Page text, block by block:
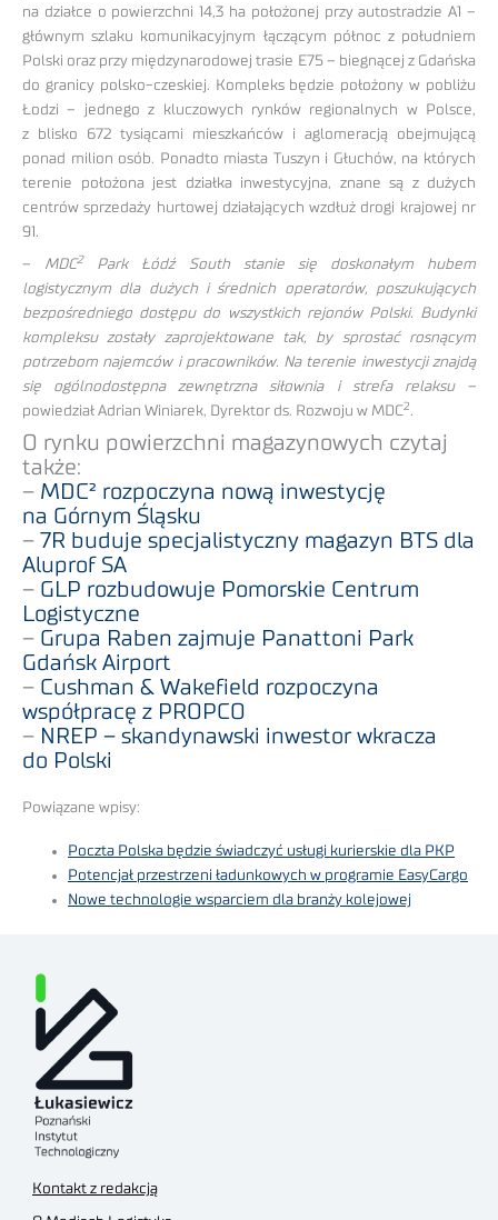
na działce o powierzchni 14,3 ha położonej przy autostradzie A1 –
głównym szlaku komunikacyjnym łączącym północ z południem
Polski oraz przy międzynarodowej trasie E75 – biegnącej z Gdańska
do granicy polsko-czeskiej. Kompleks będzie położony w pobliżu
Łodzi – jednego z kluczowych rynków regionalnych w Polsce,
z blisko 672 tysiącami mieszkańców i aglomeracją obejmującą
ponad milion osób. Ponadto miasta Tuszyn i Głuchów, na których
terenie położona jest działka inwestycyjna, znane są z dużych
centrów sprzedaży hurtowej działających wzdłuż drogi krajowej nr
91.
– MDC2
Park Łódź South stanie się doskonałym hubem
logistycznym dla dużych i średnich operatorów, poszukujących
bezpośredniego dostępu do wszystkich rejonów Polski. Budynki
kompleksu zostały zaprojektowane tak, by sprostać rosnącym
potrzebom najemców i pracowników. Na terenie inwestycji znajdą
się ogólnodostępna zewnętrzna siłownia i strefa relaksu –
powiedział Adrian Winiarek, Dyrektor ds. Rozwoju w MDC2 .
O rynku powierzchni magazynowych czytaj
także:
– MDC² rozpoczyna nową inwestycję
na Górnym Śląsku
– 7R buduje specjalistyczny magazyn BTS dla
Aluprof SA
– GLP rozbudowuje Pomorskie Centrum
Logistyczne
– Grupa Raben zajmuje Panattoni Park
Gdańsk Airport
– Cushman & Wakefield rozpoczyna
współpracę z PROPCO
– NREP – skandynawski inwestor wkracza
do Polski
Powiązane wpisy:
Poczta Polska będzie świadczyć usługi kurierskie dla PKP
Potencjał przestrzeni ładunkowych w programie EasyCargo
Nowe technologie wsparciem dla branży kolejowej
Kontakt z redakcją